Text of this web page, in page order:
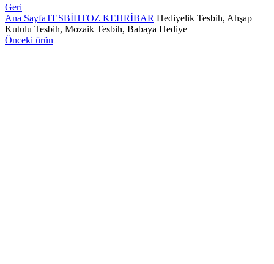
Geri
Ana SayfaTESBİHTOZ KEHRİBAR Hediyelik Tesbih, Ahşap
Kutulu Tesbih, Mozaik Tesbih, Babaya Hediye
Önceki ürün